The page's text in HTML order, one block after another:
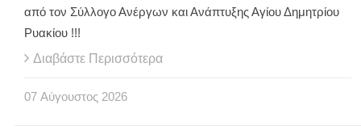
από τον Σύλλογο Ανέργων και Ανάπτυξης Αγίου Δημητρίου
Ρυακίου !!!
Διαβάστε Περισσότερα
07 Αύγουστος 2026